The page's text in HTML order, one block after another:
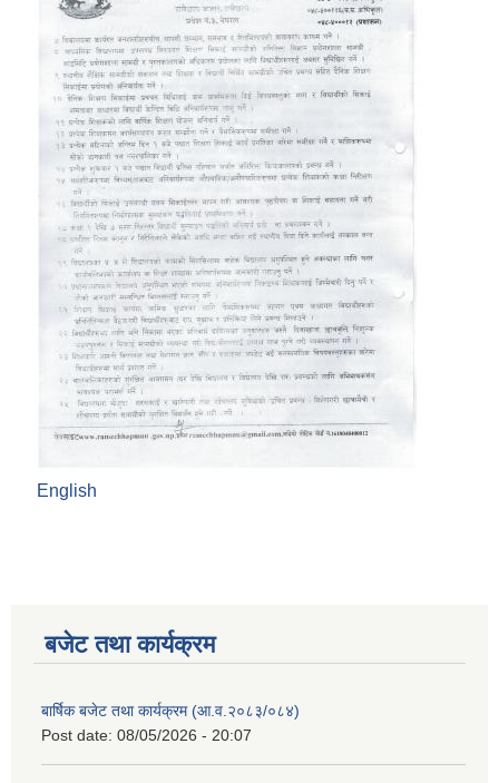
English
बजेट तथा कार्यक्रम
बार्षिक बजेट तथा कार्यक्रम (आ.व.२०८३/०८४)
Post date: 08/05/2026 - 20:07